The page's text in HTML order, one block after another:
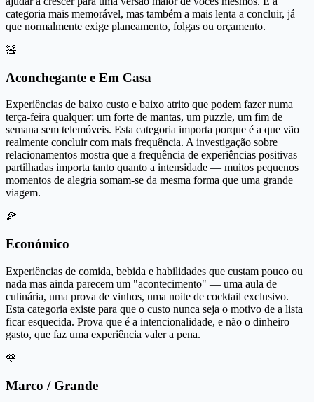
categoria mais memorável, mas também a mais lenta a concluir, já
que normalmente exige planeamento, folgas ou orçamento.
🧸
Aconchegante e Em Casa
Experiências de baixo custo e baixo atrito que podem fazer numa
terça-feira qualquer: um forte de mantas, um puzzle, um fim de
semana sem telemóveis. Esta categoria importa porque é a que vão
realmente concluir com mais frequência. A investigação sobre
relacionamentos mostra que a frequência de experiências positivas
partilhadas importa tanto quanto a intensidade — muitos pequenos
momentos de alegria somam-se da mesma forma que uma grande
viagem.
🍕
Económico
Experiências de comida, bebida e habilidades que custam pouco ou
nada mas ainda parecem um "acontecimento" — uma aula de
culinária, uma prova de vinhos, uma noite de cocktail exclusivo.
Esta categoria existe para que o custo nunca seja o motivo de a lista
ficar esquecida. Prova que é a intencionalidade, e não o dinheiro
gasto, que faz uma experiência valer a pena.
🌹
Marco / Grande